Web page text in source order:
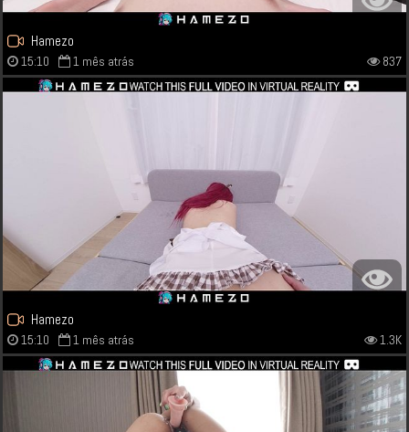
Hamezo
15:10 1 mês atrás 837
Hamezo
15:10 1 mês atrás 1.3K